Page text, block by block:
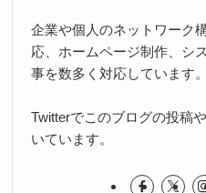
企業や個人のネットワーク
応、ホームページ制作、シ
事を数多く対応しています。
Twitterでこのブログの投稿
いています。